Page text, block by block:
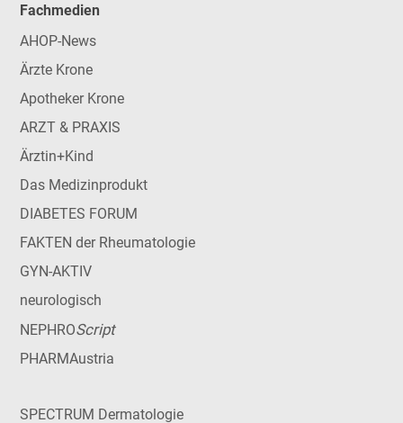
Fachmedien
AHOP-News
Ärzte Krone
Apotheker Krone
ARZT & PRAXIS
Ärztin+Kind
Das Medizinprodukt
DIABETES FORUM
FAKTEN der Rheumatologie
GYN-AKTIV
neurologisch
NEPHROScript
PHARMAustria
SPECTRUM Dermatologie